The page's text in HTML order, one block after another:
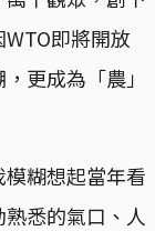
即將開放
更成為「農」
糊想起當年看
悉的氣口、人